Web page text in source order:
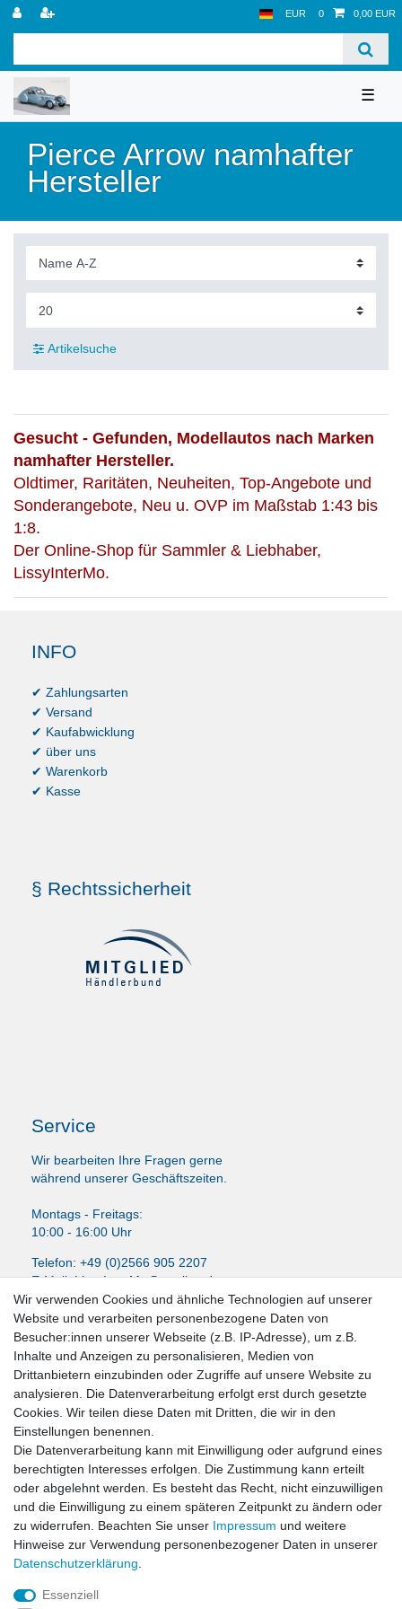
EUR 0 0,00 EUR
☰
Pierce Arrow namhafter
Hersteller
Artikelsuche
Gesucht - Gefunden, Modellautos nach Marken
namhafter Hersteller.
Oldtimer, Raritäten, Neuheiten, Top-Angebote und
Sonderangebote, Neu u. OVP im Maßstab 1:43 bis
1:8.
Der Online-Shop für Sammler & Liebhaber,
LissyInterMo.
INFO
✔ Zahlungsarten
✔ Versand
✔ Kaufabwicklung
✔ über uns
✔ Warenkorb
✔ Kasse
§ Rechtssicherheit
Service
Wir bearbeiten Ihre Fragen gerne
während unserer Geschäftszeiten.
Montags - Freitags:
10:00 - 16:00 Uhr
Telefon: +49 (0)2566 905 2207
E-Mail:LissyInterMo@t-online.de
News-Letter abonieren
VORNAME NACHNAME
E-MAIL **
Newsletter
Honig
Hiermit bestätige ich, dass ich dieDaten­schutz­erklärunggelesen habe. Meine
Einwilligung kann ich jederzeit widerrufen.**
Abonnieren
Wir verwenden Cookies und ähnliche Technologien auf unserer
Website und verarbeiten personenbezogene Daten von
Besucher:innen unserer Webseite (z.B. IP-Adresse), um z.B.
Inhalte und Anzeigen zu personalisieren, Medien von
Drittanbietern einzubinden oder Zugriffe auf unsere Website zu
analysieren. Die Datenverarbeitung erfolgt erst durch gesetzte
Cookies. Wir teilen diese Daten mit Dritten, die wir in den
Einstellungen benennen.
Die Datenverarbeitung kann mit Einwilligung oder aufgrund eines
berechtigten Interesses erfolgen. Die Zustimmung kann erteilt
oder abgelehnt werden. Es besteht das Recht, nicht einzuwilligen
und die Einwilligung zu einem späteren Zeitpunkt zu ändern oder
zu widerrufen. Beachten Sie unser Impressum und weitere
Hinweise zur Verwendung personenbezogener Daten in unserer
Daten­schutz­erklärung
Essenziell